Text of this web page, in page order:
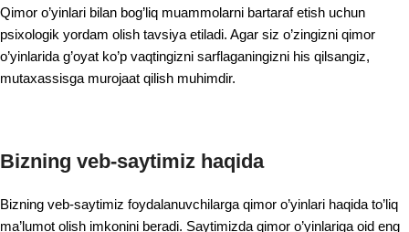
Qimor o’yinlari bilan bog’liq muammolarni bartaraf etish uchun
psixologik yordam olish tavsiya etiladi. Agar siz o’zingizni qimor
o’yinlarida g’oyat ko’p vaqtingizni sarflaganingizni his qilsangiz,
mutaxassisga murojaat qilish muhimdir.
Bizning veb-saytimiz haqida
Bizning veb-saytimiz foydalanuvchilarga qimor o’yinlari haqida to’liq
ma’lumot olish imkonini beradi. Saytimizda qimor o’yinlariga oid eng